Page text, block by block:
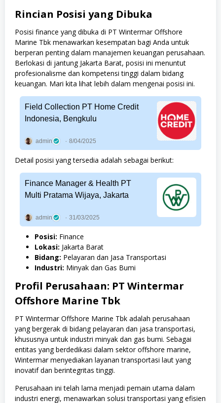
Rincian Posisi yang Dibuka
Posisi finance yang dibuka di PT Wintermar Offshore
Marine Tbk menawarkan kesempatan bagi Anda untuk
berperan penting dalam manajemen keuangan perusahaan.
Berlokasi di jantung Jakarta Barat, posisi ini menuntut
profesionalisme dan kompetensi tinggi dalam bidang
keuangan. Mari kita lihat lebih dalam mengenai posisi ini.
Field Collection PT Home Credit
Indonesia, Bengkulu
admin 8/04/2025
Detail posisi yang tersedia adalah sebagai berikut:
Finance Manager & Health PT
Multi Pratama Wijaya, Jakarta
admin 31/03/2025
Posisi: Finance
Lokasi: Jakarta Barat
Bidang: Pelayaran dan Jasa Transportasi
Industri: Minyak dan Gas Bumi
Profil Perusahaan: PT Wintermar
Offshore Marine Tbk
PT Wintermar Offshore Marine Tbk adalah perusahaan
yang bergerak di bidang pelayaran dan jasa transportasi,
khususnya untuk industri minyak dan gas bumi. Sebagai
entitas yang berdedikasi dalam sektor offshore marine,
Wintermar menyediakan layanan transportasi laut yang
inovatif dan berintegritas tinggi.
Perusahaan ini telah lama menjadi pemain utama dalam
industri energi, menawarkan solusi transportasi yang efisien